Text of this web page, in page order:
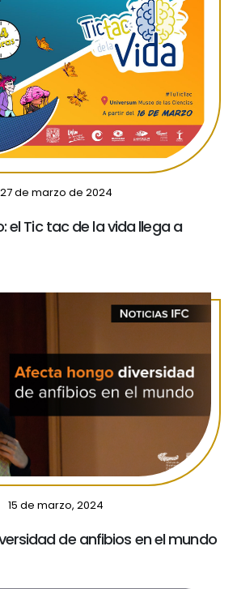
27 de marzo de 2024
el Tic tac de la vida llega a
15 de marzo, 2024
de anfibios en el mundo